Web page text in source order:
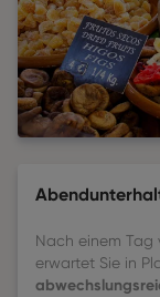
Nach einem Tag
erwartet Sie in